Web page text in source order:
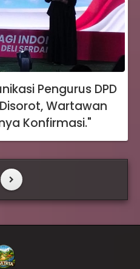
Pengurus DPD
Wartawan
Konfirmasi."